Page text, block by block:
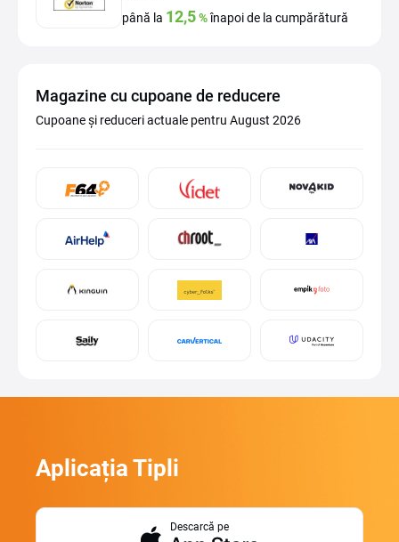
până la 12,5%înapoi de la cumpărătură
Magazine cu cupoane de reducere
Cupoane și reduceri actuale pentru August 2026
Aplicația Tipli
Descarcă pe